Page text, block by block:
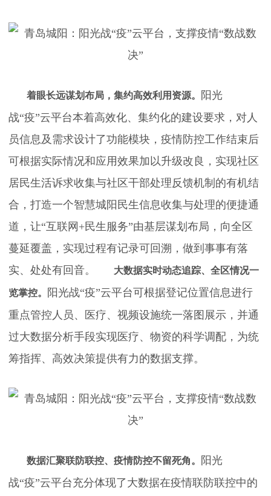
着眼长远谋划布局，集约高效利用资源。
阳光
战“疫”云平台本着高效化、集约化的建设要求，对人
员信息及需求设计了功能模块，疫情防控工作结束后
可根据实际情况和应用效果加以升级改良，实现社区
居民生活诉求收集与社区干部处理反馈机制的有机结
合，打造一个智慧城阳民生信息收集与处理的便捷通
道，让“互联网+民生服务”由基层谋划布局，向全区
蔓延覆盖，实现过程有记录可回溯，做到事事有落
实、处处有回音。
大数据实时动态追踪、全区情况一
览掌控。
阳光战“疫”云平台可根据登记位置信息进行
重点管控人员、医疗、视频设施统一落图展示，并通
过大数据分析手段实现医疗、物资的科学调配，为统
筹指挥、高效决策提供有力的数据支撑。
数据汇聚联防联控、疫情防控不留死角。
阳光
战“疫”云平台充分体现了大数据在疫情联防联控中的